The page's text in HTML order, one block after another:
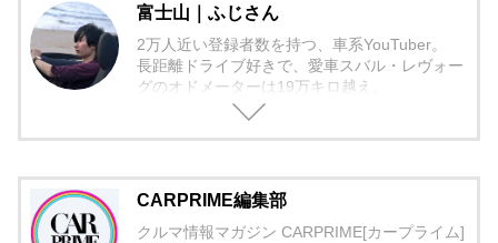
富士山｜ふじさん
2万人近い登録者数を持つ、車系YouTuber。
長距離ドライブ好きで、愛車スバル・レヴォー
グのオドメーターは19万キロ越え。
買った車には必ず手を加えるカスタム好き。
CARPRIME編集部
クルマ情報マガジン CARPRIME[カープライム]